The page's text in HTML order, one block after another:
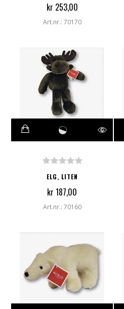
kr 253,00
Art.nr.: 70170
ELG, LITEN
kr 187,00
Art.nr.: 70160